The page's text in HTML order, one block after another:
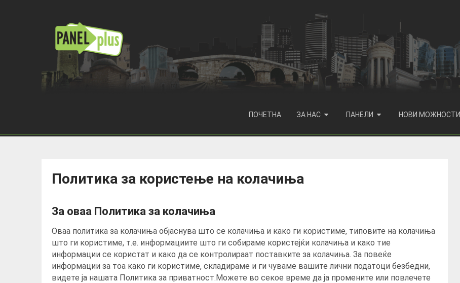
ПОЧЕТНА ЗА НАС ПАНЕЛИ НОВИ МОЖНОСТИ
Политика за користење на колачиња
За оваа Политика за колачиња
Оваа политика за колачиња објаснува што се колачиња и како ги користиме, типовите на колачиња
што ги користиме, т.е. информациите што ги собираме користејќи колачиња и како тие
информации се користат и како да се контролираат поставките за колачиња. За повеќе
информации за тоа како ги користиме, складираме и ги чуваме вашите лични податоци безбедни,
видете ја нашата Политика за приватност.Можете во секое време да ја промените или повлечете